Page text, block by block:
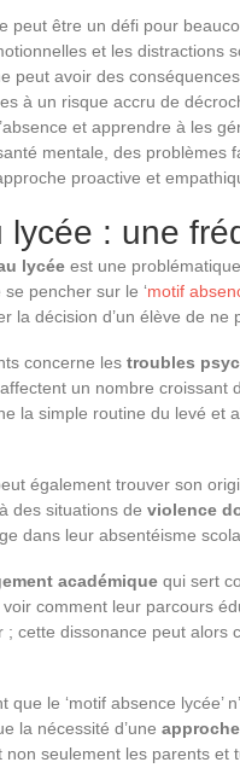
peut être un défi pour
et les distractions
peut avoir des
à un risque accru de
et apprendre à les
mentale, des problèmes
proactive et
lycée : une
lycée est une
pencher sur le ‘motif
la décision d’un élève de ne
concerne les troubles
un nombre croissant
la simple routine du levé et
également trouver son
des situations de violence
dans leur absentéisme
académique qui sert
comment leur parcours
; cette dissonance peut alors
que le ‘motif absence lycée’
la nécessité d’une
seulement les parents et